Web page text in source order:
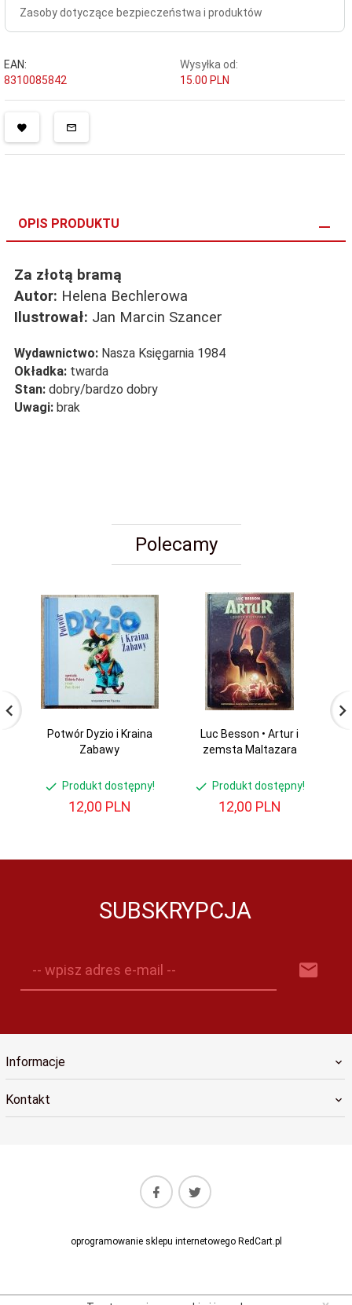
Zasoby dotyczące bezpieczeństwa i produktów
EAN:
8310085842
Wysyłka od:
15.00 PLN
OPIS PRODUKTU
Za złotą bramą
Autor: Helena Bechlerowa
Ilustrował: Jan Marcin Szancer
Wydawnictwo: Nasza Księgarnia 1984
Okładka: twarda
Stan: dobry/bardzo dobry
Uwagi: brak
Polecamy
Potwór Dyzio i Kraina
Zabawy
Produkt dostępny!
12,00 PLN
Luc Besson • Artur i
zemsta Maltazara
Produkt dostępny!
12,00 PLN
SUBSKRYPCJA
-- wpisz adres e-mail --
Informacje
Kontakt
oprogramowanie sklepu internetowegoRedCart.pl